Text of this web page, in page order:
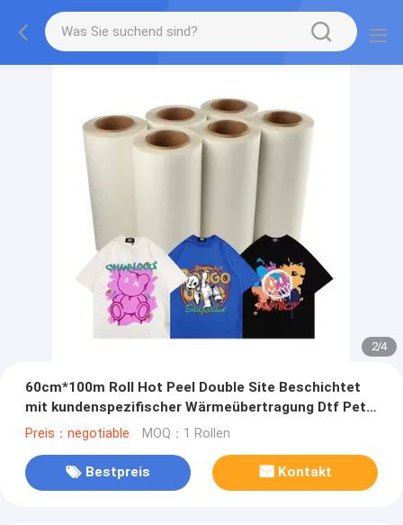
2/4
60cm*100m Roll Hot Peel Double Site Beschichtet
mit kundenspezifischer Wärmeübertragung Dtf Pet
Film
Preis：negotiable MOQ：1 Rollen
Bestpreis Kontakt